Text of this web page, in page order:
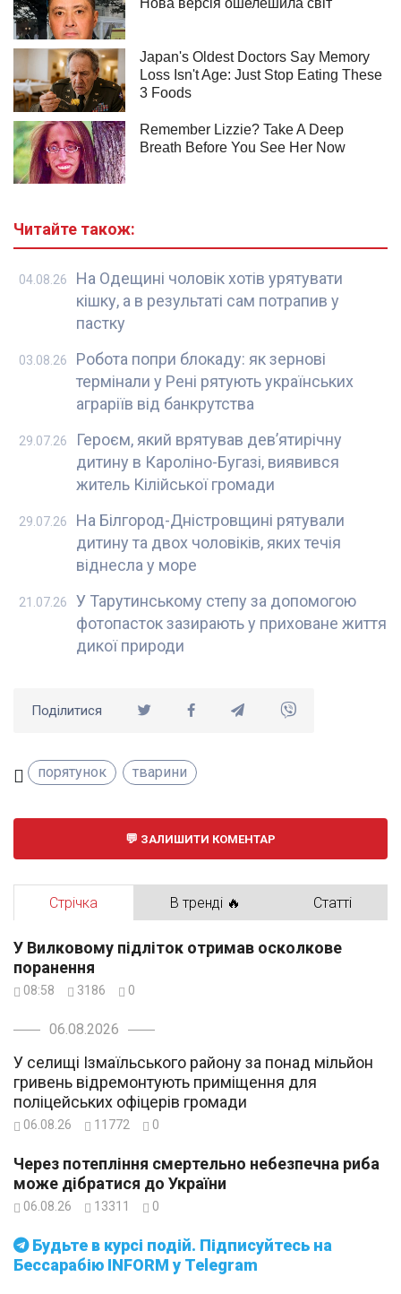
Читайте також:
На Одещині чоловік хотів урятувати
кішку, а в результаті сам потрапив у
пастку
04.08.26
Робота попри блокаду: як зернові
термінали у Рені рятують українських
аграріїв від банкрутства
03.08.26
Героєм, який врятував девʼятирічну
дитину в Кароліно-Бугазі, виявився
житель Кілійської громади
29.07.26
На Білгород-Дністровщині рятували
дитину та двох чоловіків, яких течія
віднесла у море
29.07.26
У Тарутинському степу за допомогою
фотопасток зазирають у приховане життя
дикої природи
21.07.26
Поділитися
порятунок тварини
ЗАЛИШИТИ КОМЕНТАР
Стрічка В тренді 🔥 Статті
Будьте в курсі подій. Підписуйтесь на
Бессарабію INFORM у Telegram
У Вилковому підліток отримав осколкове
поранення
08:58 3186 0
06.08.2026
У селищі Ізмаїльського району за понад мільйон
гривень відремонтують приміщення для
поліцейських офіцерів громади
06.08.26 11772 0
Через потепління смертельно небезпечна риба
може дібратися до України
06.08.26 13311 0